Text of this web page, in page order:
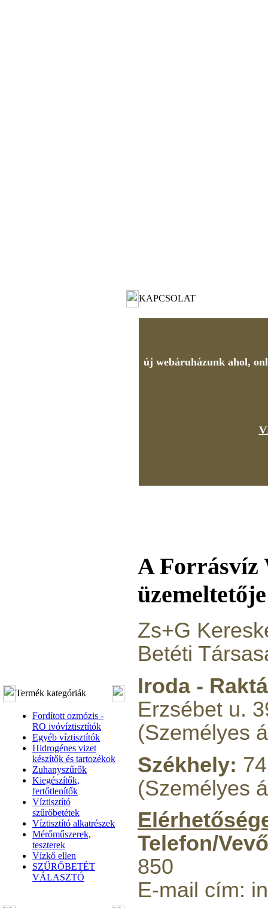
Termék kategóriák
Fordított ozmózis -
RO ivóvíztisztítók
Egyéb víztisztítók
Hidrogénes vizet
készítők és tartozékok
Zuhanyszűrők
Kiegészítők,
fertőtlenítők
Víztisztító
szűrőbetétek
Víztisztító alkatrészek
Mérőműszerek,
teszterek
Vízkő ellen
SZŰRŐBETÉT
VÁLASZTÓ
KAPCSOLAT
új webáruházunk ahol,
A Forrásvíz
Zs+G
Betéti
Iroda -
Erzsébet u.
(Személyes
Székhely:
(Személyes
Telefon/
850
E-mail cím: